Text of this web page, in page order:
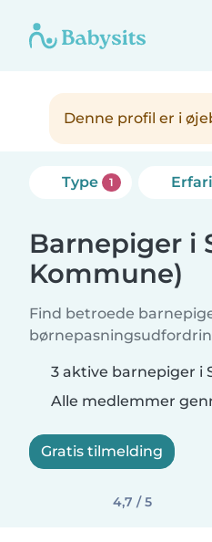
Denne profil er i
Type 1
Barnepiger i
Kommune)
Find betroede
3 aktive barnepiger i
Alle medlemmer
Gratis tilmelding
4,7 / 5